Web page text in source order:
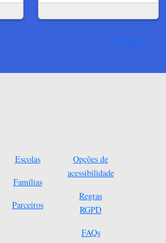
Ver mais
Escolas
Famílias
Parceiros
Opções de
acessibilidade
Regras
RGPD
FAQs